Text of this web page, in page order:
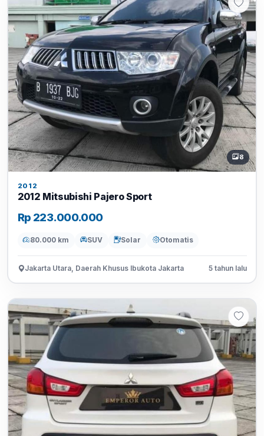
8
2012
2012 Mitsubishi Pajero Sport
Rp 223.000.000
80.000 km SUV Solar Otomatis
Jakarta Utara, Daerah Khusus Ibukota Jakarta 5 tahun lalu